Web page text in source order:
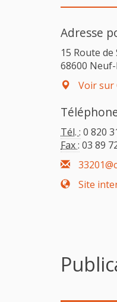
Adresse
15 Route
68600
Voir sur
Tél. : 0 820
Fax : 03 89
Site